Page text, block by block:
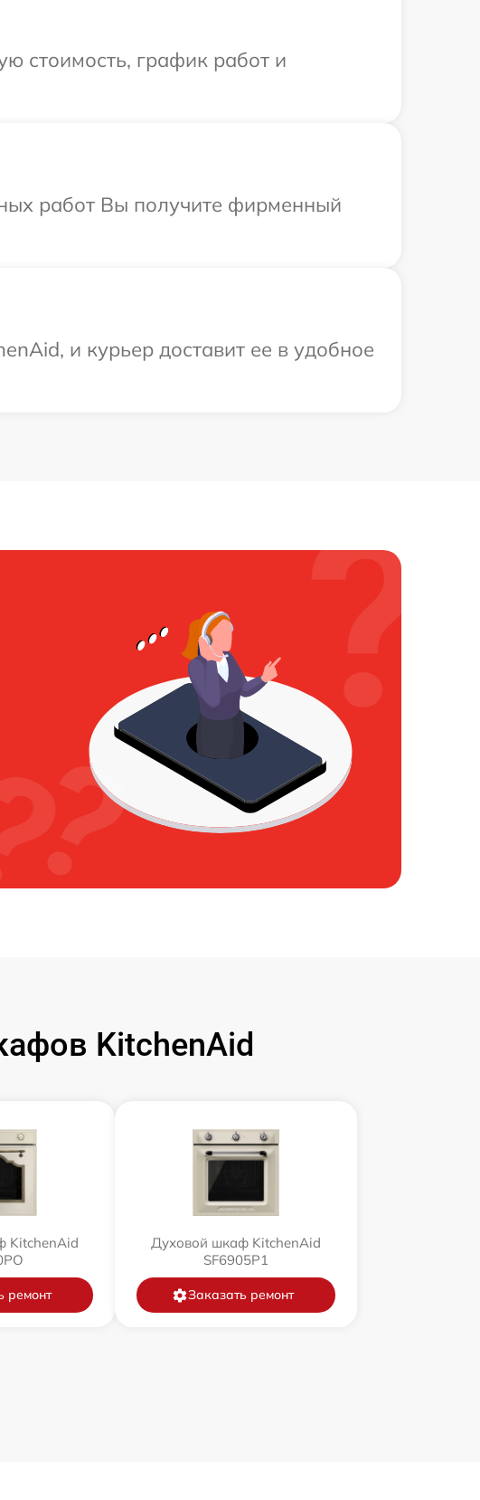
стоимость, график работ и
работ Вы получите фирменный
и курьер доставит ее в удобное
KitchenAid
KitchenAid
ремонт
Духовой шкаф KitchenAid
SF6905P1
Заказать ремонт